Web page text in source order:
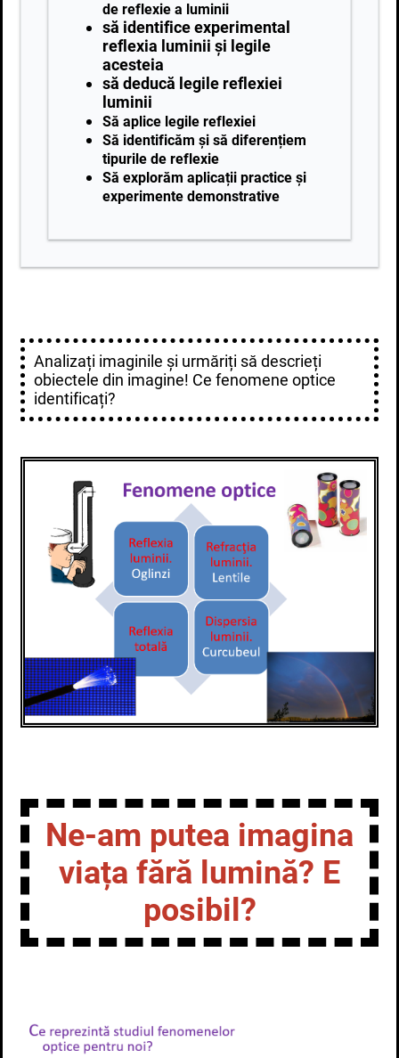
de reflexie a luminii
să identifice experimental
reflexia luminii și legile
acesteia
să deducă legile reflexiei
luminii
Să aplice legile reflexiei
Să identificăm și să diferențiem
tipurile de reflexie
Să explorăm aplicații practice și
experimente demonstrative
Analizați imaginile și urmăriți să descrieți
obiectele din imagine! Ce fenomene optice
identificați?
Ne-am putea imagina
viața fără lumină? E
posibil?